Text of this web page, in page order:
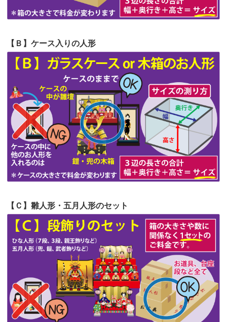
第58回人形供養祭令和5年12月21日(水)
第56回人形供養祭 令和4年10月19日(水)
第55回人形供養祭令和4年9月8日(木)
第54回人形供養祭令和4年8月1日(月)
第53回人形供養祭令和4年7月1日(金)
第52回人形供養祭令和4年5月17日(火)
第51回人形供養祭令和4年4月18日(月)
第50回人形供養祭令和4年3月15日(火)
第49回人形供養祭令和4年1月17日(月)
第48回人形供養祭令和3年12月3日(金)
第47回人形供養祭 令和3年10月11日(月)
第46回人形供養祭 令和3年9月13日(月)
第45回人形供養祭令和3年7月12日(月)
第44回人形供養祭令和3年6月3日(木)
【Ｂ】ケース入りの人形
【Ｃ】雛人形・五月人形のセット